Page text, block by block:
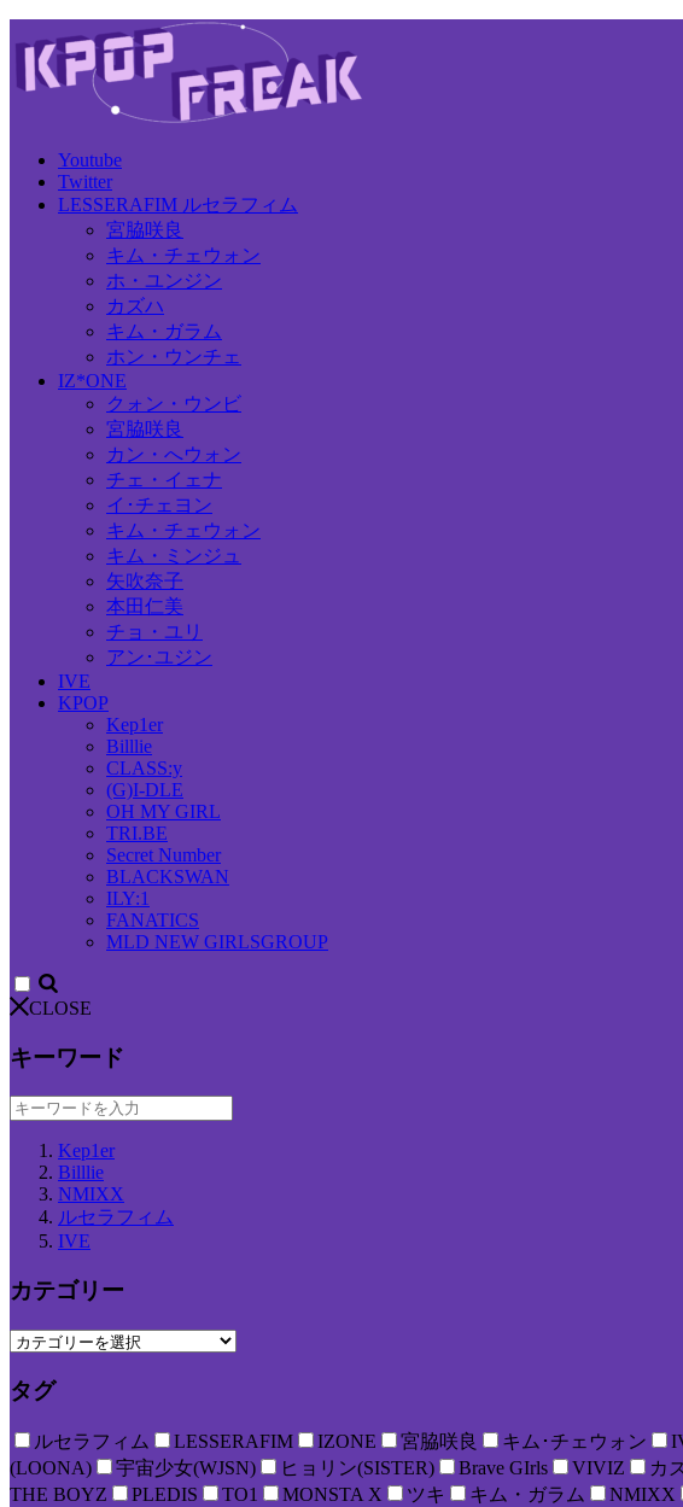
Youtube
Twitter
LESSERAFIM ルセラフィム
宮脇咲良
キム・チェウォン
ホ・ユンジン
カズハ
キム・ガラム
ホン・ウンチェ
IZ*ONE
クォン・ウンビ
宮脇咲良
カン・へウォン
チェ・イェナ
イ･チェヨン
キム・チェウォン
キム・ミンジュ
矢吹奈子
本田仁美
チョ・ユリ
アン･ユジン
IVE
KPOP
Kep1er
Billlie
CLASS:y
(G)I-DLE
OH MY GIRL
TRI.BE
Secret Number
BLACKSWAN
ILY:1
FANATICS
MLD NEW GIRLSGROUP
CLOSE
キーワード
Kep1er
Billlie
NMIXX
ルセラフィム
IVE
カテゴリー
タグ
ルセラフィム LESSERAFIM IZONE 宮脇咲良 キム･チェウォン
(LOONA)
宇宙少女(WJSN) ヒョリン(SISTER) Brave GIrls VIVIZ カ
THE BOYZ
PLEDIS TO1 MONSTA X ツキ キム・ガラム NMIXX